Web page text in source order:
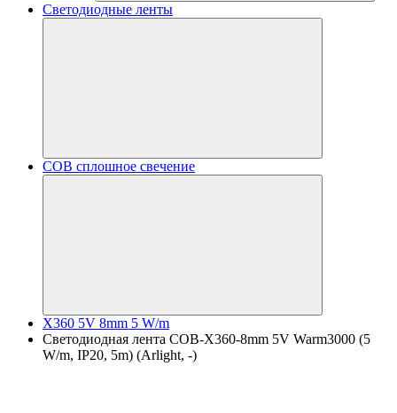
Светодиодные ленты
COB сплошное свечение
X360 5V 8mm 5 W/m
Светодиодная лента COB-X360-8mm 5V Warm3000 (5
W/m, IP20, 5m) (Arlight, -)